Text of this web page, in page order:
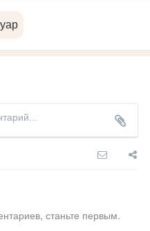
станьте первым.